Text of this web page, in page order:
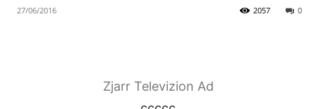
27/06/2016 0
2057
Zjarr Televizion Ad